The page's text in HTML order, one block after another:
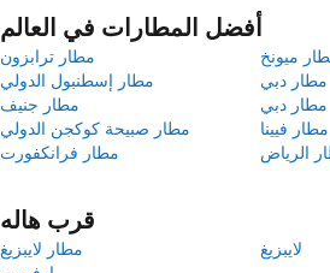
أفضل المطارات في العالم
مطار ترابزون
ميونخ
مطار إسطنبول الدولي
مطار دبي
مطار جنيف
مطار دبي
مطار صبيحة كوكجن الدولي
مطار فيينا
مطار فرانكفورت
الرياض
قرب هاله
مطار لايبزيغ
لايبزيغ